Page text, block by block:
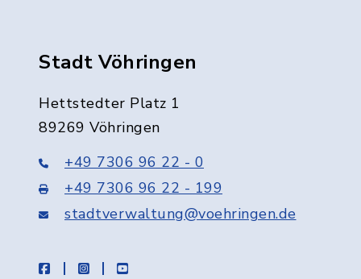
Stadt Vöhringen
Hettstedter Platz 1
89269 Vöhringen
+49 7306 96 22 - 0
+49 7306 96 22 - 199
stadtverwaltung@voehringen.de
facebookinstagramyoutube